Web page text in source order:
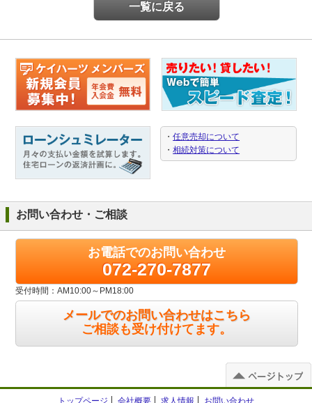
一覧に戻る
・任意売却について
・相続対策について
お問い合わせ・ご相談
お電話でのお問い合わせ
072-270-7877
受付時間：AM10:00～PM18:00
メールでのお問い合わせはこちら
ご相談も受け付けてます。
トップページ 会社概要 求人情報 お問い合わせ